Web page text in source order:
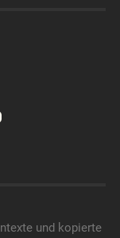
und kopierte